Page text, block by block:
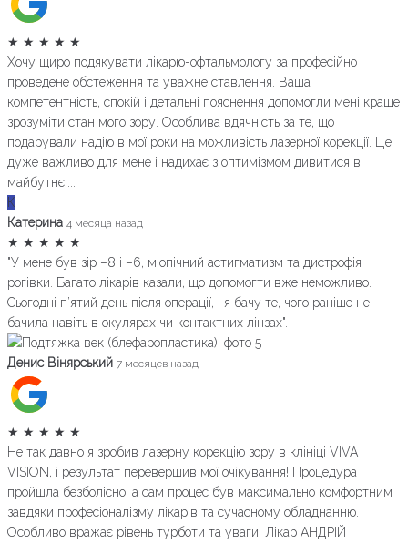
★ ★ ★ ★ ★
Хочу щиро подякувати лікарю-офтальмологу за професійно
проведене обстеження та уважне ставлення. Ваша
компетентність, спокій і детальні пояснення допомогли мені краще
зрозуміти стан мого зору. Особлива вдячність за те, що
подарували надію в мої роки на можливість лазерної корекції. Це
дуже важливо для мене і надихає з оптимізмом дивитися в
майбутнє....
К
Катерина 4 месяца назад
★ ★ ★ ★ ★
"У мене був зір –8 і –6, міопічний астигматизм та дистрофія
рогівки. Багато лікарів казали, що допомогти вже неможливо.
Сьогодні п’ятий день після операції, і я бачу те, чого раніше не
бачила навіть в окулярах чи контактних лінзах".
Денис Вінярський 7 месяцев назад
★ ★ ★ ★ ★
Не так давно я зробив лазерну корекцію зору в клініці VIVA
VISION, і результат перевершив мої очікування! Процедура
пройшла безболісно, а сам процес був максимально комфортним
завдяки професіоналізму лікарів та сучасному обладнанню.
Особливо вражає рівень турботи та уваги. Лікар АНДРІЙ